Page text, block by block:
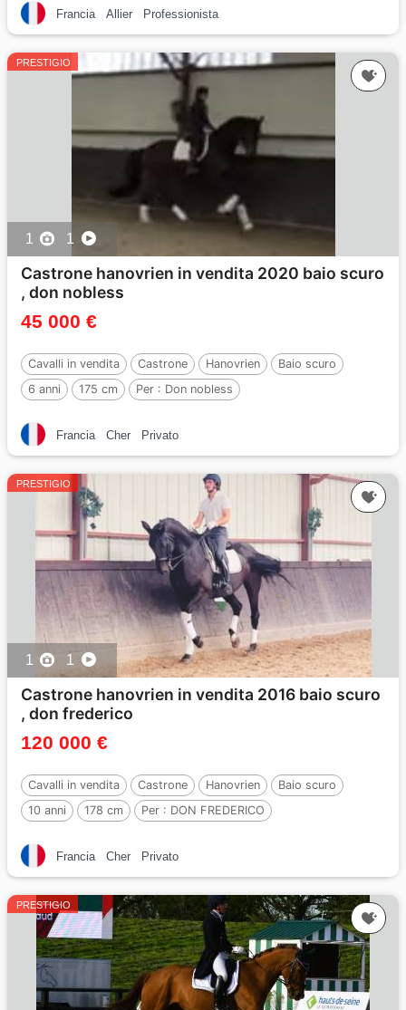
Francia Allier Professionista
PRESTIGIO
1 1
Castrone hanovrien in vendita 2020 baio scuro
, don nobless
45 000 €
Cavalli in vendita Castrone Hanovrien
Baio scuro
6 anni
175 cm Per : Don nobless
Francia Cher Privato
PRESTIGIO
1 1
Castrone hanovrien in vendita 2016 baio scuro
, don frederico
120 000 €
Cavalli in vendita Castrone Hanovrien
Baio scuro
10 anni
178 cm Per : DON FREDERICO
Francia Cher Privato
PRESTIGIO